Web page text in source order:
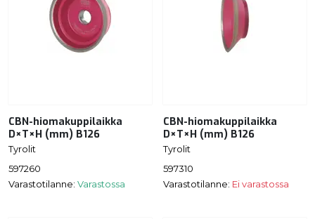
CBN-hiomakuppilaikka
D×T×H (mm) B126
Tyrolit
597260
Varastotilanne: Varastossa
CBN-hiomakuppilaikka
D×T×H (mm) B126
Tyrolit
597310
Varastotilanne: Ei varastossa